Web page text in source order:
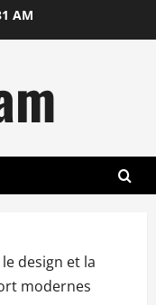
AM
design et la
modernes